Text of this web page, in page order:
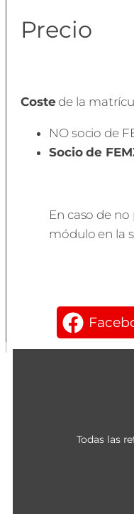
Precio
Costede la
NO socio de
Socio de
En caso de
módulo en la
Todas las